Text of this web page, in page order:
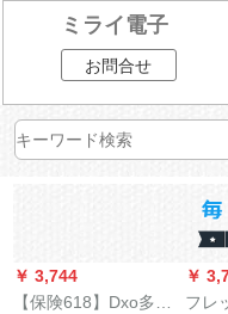
ミライ電子
お問合せ
￥ 3,744
【保険618】Dxo多希
￥
フレ